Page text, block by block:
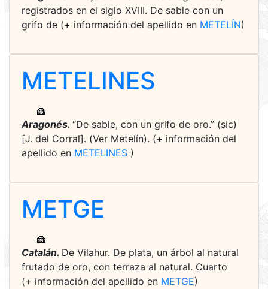
registrados en el siglo XVIII. De sable con un
grifo de (+ información del apellido en METELÍN)
METELINES
Aragonés. “De sable, con un grifo de oro.” (sic)
[J. del Corral]. (Ver Metelín). (+ información del
apellido en METELINES )
METGE
Catalán. De Vilahur. De plata, un árbol al natural
frutado de oro, con terraza al natural. Cuarto
(+ información del apellido en METGE)